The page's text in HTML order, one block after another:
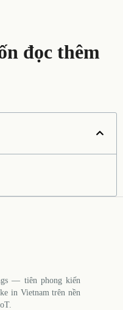
đọc thêm
— tiên phong kiến
in Vietnam trên nền